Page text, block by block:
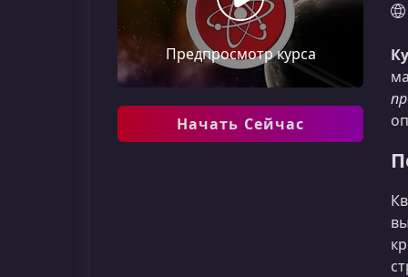
Предпросмотр курса
Начать Сейчас